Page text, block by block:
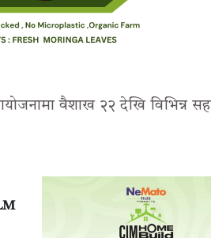
वैशाख २२ देखि विभिन्न